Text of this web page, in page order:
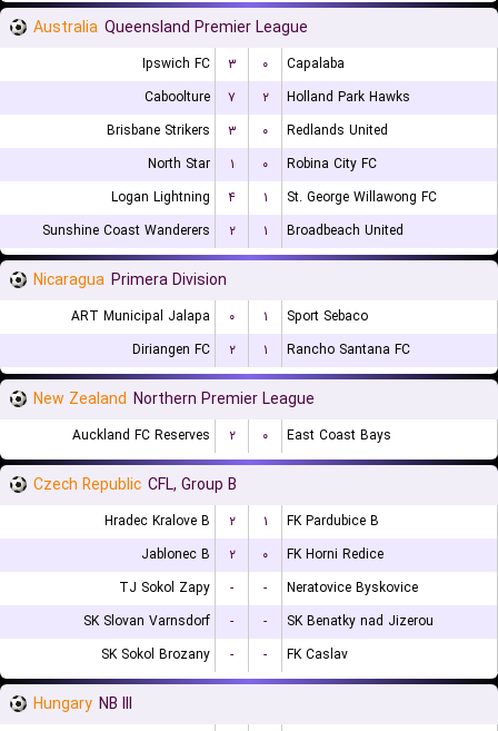
Australia Queensland Premier League
Ipswich FC ۳ ۰
Capalaba
Caboolture
۷ ۲
Holland Park Hawks
Brisbane Strikers
۳ ۰
Redlands United
North Star
۱ ۰
Robina City FC
Logan Lightning
۴ ۱
St. George Willawong FC
Sunshine Coast Wanderers
۲ ۱ Broadbeach United
Nicaragua Primera Division
ART Municipal Jalapa ۰ ۱
Sport Sebaco
Diriangen FC
۲ ۱ Rancho Santana FC
New Zealand Northern Premier League
Auckland FC Reserves ۲ ۰ East Coast Bays
Czech Republic CFL, Group B
Hradec Kralove B ۲ ۱
FK Pardubice B
Jablonec B
۲ ۰
FK Horni Redice
TJ Sokol Zapy
- -
Neratovice Byskovice
SK Slovan Varnsdorf
- -
SK Benatky nad Jizerou
SK Sokol Brozany
- - FK Caslav
Hungary NB III